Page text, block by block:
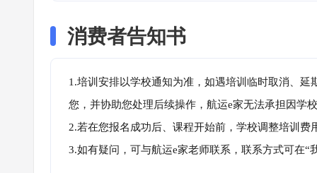
消费者告知书
1.培训安排以学校通知为准，如遇培训临时取消、
您，并协助您处理后续操作，航运e家无法承担因学
2.若在您报名成功后、课程开始前，学校调整培训
3.如有疑问，可与航运e家老师联系，联系方式可在